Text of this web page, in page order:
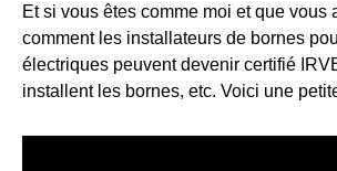
Et si vous êtes comme moi et que vous
comment les installateurs de bornes
électriques peuvent devenir certifié
installent les bornes, etc. Voici une